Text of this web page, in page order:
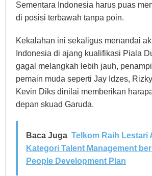
Sementara Indonesia harus puas
di posisi terbawah tanpa poin.
Kekalahan ini sekaligus menandai
Indonesia di ajang kualifikasi Piala
gagal melangkah lebih jauh,
pemain muda seperti Jay Idzes,
Kevin Diks dinilai memberikan
depan skuad Garuda.
Baca Juga Telkom Raih Lestari
Kategori Talent Management
People Development Plan